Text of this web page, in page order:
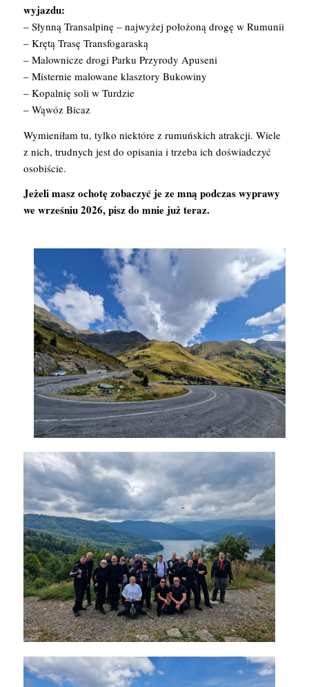
wyjazdu:
– Słynną Transalpinę – najwyżej położoną drogę w Rumunii
– Krętą Trasę Transfogaraską
– Malownicze drogi Parku Przyrody Apuseni
– Misternie malowane klasztory Bukowiny
– Kopalnię soli w Turdzie
– Wąwóz Bicaz
Wymieniłam tu, tylko niektóre z rumuńskich atrakcji. Wiele
z nich, trudnych jest do opisania i trzeba ich doświadczyć
osobiście.
Jeżeli masz ochotę zobaczyć je ze mną podczas wyprawy
we wrześniu 2026, pisz do mnie już teraz.